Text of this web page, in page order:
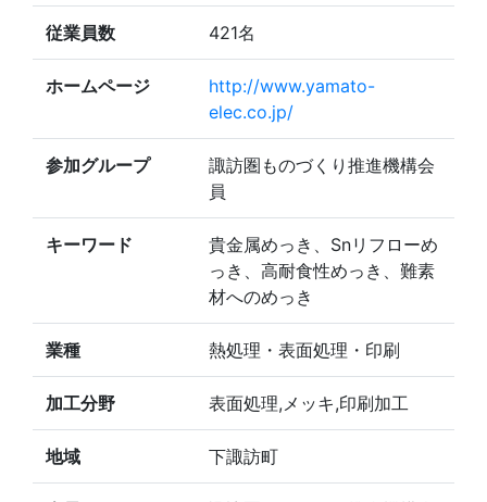
従業員数 421名
ホームページ
http://www.yamato-
elec.co.jp/
参加グループ
諏訪圏ものづくり推進機構会
員
キーワード
貴金属めっき、Snリフローめ
っき、高耐食性めっき、難素
材へのめっき
業種 熱処理・表面処理・印刷
加工分野 表面処理,メッキ,印刷加工
地域 下諏訪町